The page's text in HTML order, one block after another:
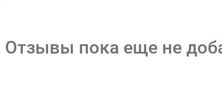
Отзывы пока еще не